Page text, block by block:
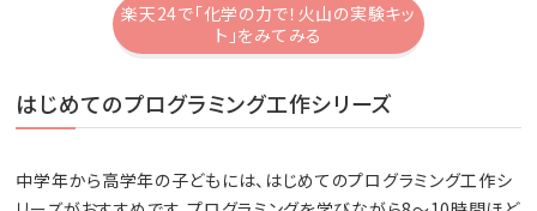
楽天24で「化学の力で！火山の実験キッ
ト」をみてみる
はじめてのプログラミング工作シリーズ
中学年から高学年の子どもには、はじめてのプログラミング工作シ